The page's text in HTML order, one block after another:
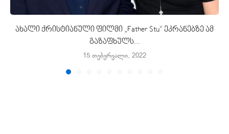
ახალი ქრისტიანული ფილმი „Father Stu“ ეკრანებზე ამ
გაზაფხულს...
15 თებერვალი, 2022